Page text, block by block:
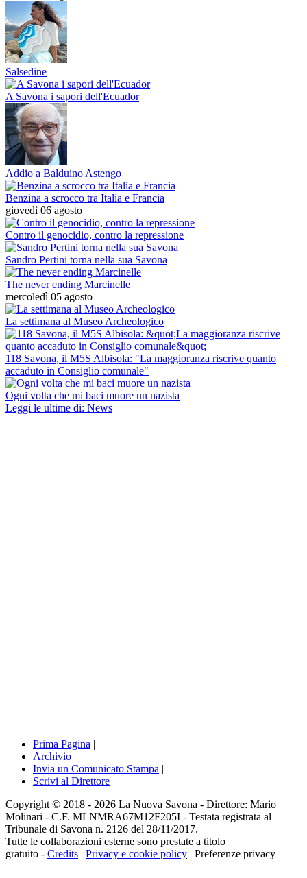
Salsedine
A Savona i sapori dell'Ecuador
Addio a Balduino Astengo
Benzina a scrocco tra Italia e Francia
giovedì 06 agosto
Contro il genocidio, contro la repressione
Sandro Pertini torna nella sua Savona
The never ending Marcinelle
mercoledì 05 agosto
La settimana al Museo Archeologico
118 Savona, il M5S Albisola: "La maggioranza riscrive quanto
accaduto in Consiglio comunale"
Ogni volta che mi baci muore un nazista
Leggi le ultime di: News
Prima Pagina |
Archivio |
Invia un Comunicato Stampa |
Scrivi al Direttore
Copyright © 2018 - 2026 La Nuova Savona - Direttore: Mario
Molinari - C.F. MLNMRA67M12F205I - Testata registrata al
Tribunale di Savona n. 2126 del 28/11/2017.
Tutte le collaborazioni esterne sono prestate a titolo
gratuito - Credits | Privacy e cookie policy | Preferenze privacy